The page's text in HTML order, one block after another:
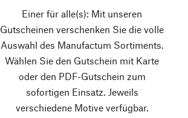
Einer für alle(s): Mit unseren
Gutscheinen verschenken Sie die volle
Auswahl des Manufactum Sortiments.
Wählen Sie den Gutschein mit Karte
oder den PDF-Gutschein zum
sofortigen Einsatz. Jeweils
verschiedene Motive verfügbar.